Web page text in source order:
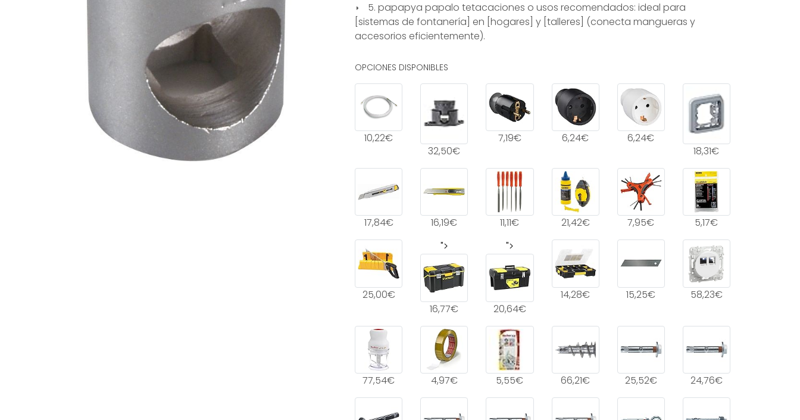
5. papapya papalo tetacaciones o usos recomendados: ideal para
[sistemas de fontanería] en [hogares] y [talleres] (conecta mangueras y
accesorios eficientemente).
OPCIONES DISPONIBLES
10,22€
32,50€
7,19€ 6,24€
6,24€
18,31€
17,84€ 16,19€ 11,11€ 21,42€ 7,95€ 5,17€
25,00€
">
16,77€
">
20,64€
14,28€ 15,25€ 58,23€
77,54€ 4,97€ 5,55€ 66,21€ 25,52€ 24,76€